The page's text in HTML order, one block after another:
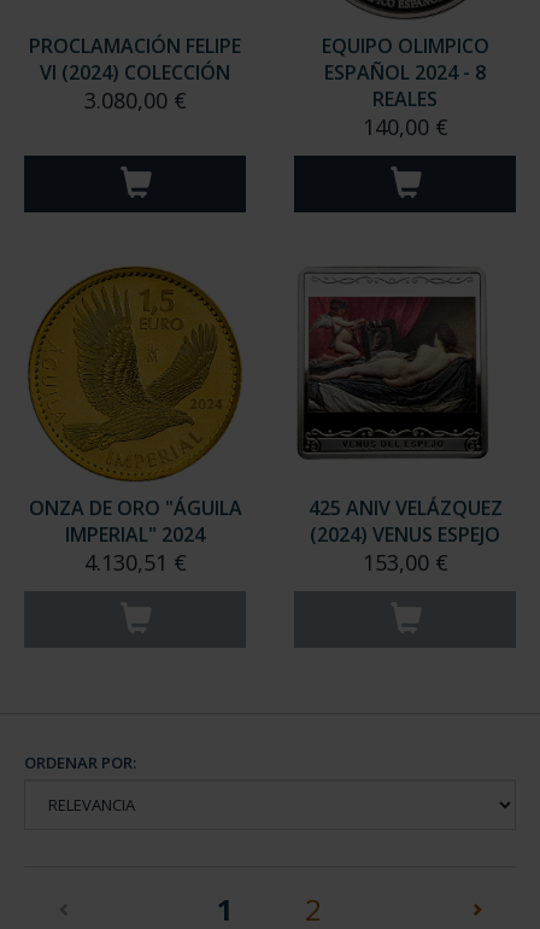
PROCLAMACIÓN FELIPE
VI (2024) COLECCIÓN
3.080,00 €
EQUIPO OLIMPICO
ESPAÑOL 2024 - 8
REALES
140,00 €
ONZA DE ORO "ÁGUILA
IMPERIAL" 2024
4.130,51 €
425 ANIV VELÁZQUEZ
(2024) VENUS ESPEJO
153,00 €
ORDENAR POR:
1 (current)
2